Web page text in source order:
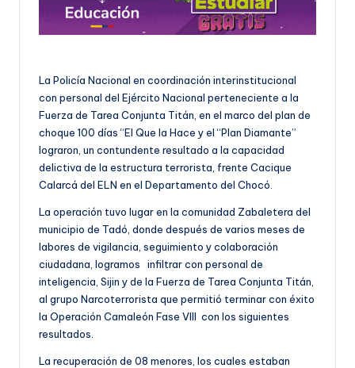
La Policía Nacional en coordinación interinstitucional
con personal del Ejército Nacional perteneciente a la
Fuerza de Tarea Conjunta Titán, en el marco del plan de
choque 100 días “El Que la Hace y el “Plan Diamante”
lograron, un contundente resultado a la capacidad
delictiva de la estructura terrorista, frente Cacique
Calarcá del ELN en el Departamento del Chocó.
La operación tuvo lugar en la comunidad Zabaletera del
municipio de Tadó, donde después de varios meses de
labores de vigilancia, seguimiento y colaboración
ciudadana, logramos infiltrar con personal de
inteligencia, Sijin y de la Fuerza de Tarea Conjunta Titán,
al grupo Narcoterrorista que permitió terminar con éxito
la Operación Camaleón Fase VIII con los siguientes
resultados.
La recuperación de 08 menores, los cuales estaban